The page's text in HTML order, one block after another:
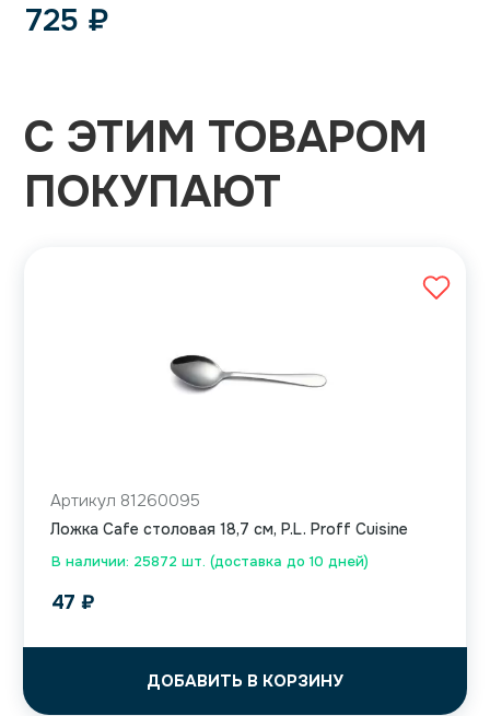
725 ₽
С ЭТИМ ТОВАРОМ
ПОКУПАЮТ
В наличии: 25872 шт. (доставка до 10 дней)
Артикул 81260095
Ложка Cafe столовая 18,7 см, P.L. Proff Cuisine
47 ₽
ДОБАВИТЬ В КОРЗИНУ